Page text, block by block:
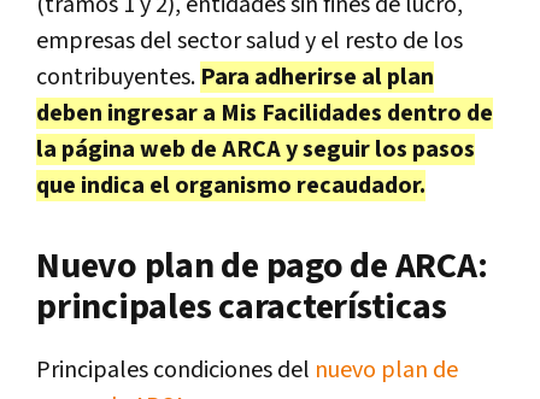
empresas del sector salud y el resto de los
contribuyentes. Para adherirse al plan
deben ingresar a Mis Facilidades dentro de
la página web de ARCA y seguir los pasos
que indica el organismo recaudador.
Nuevo plan de pago de ARCA:
principales características
Principales condiciones del nuevo plan de